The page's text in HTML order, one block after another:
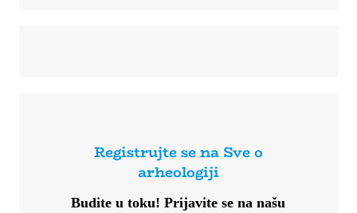
Registrujte se na Sve o
arheologiji
Budite u toku!Prijavite se na našu